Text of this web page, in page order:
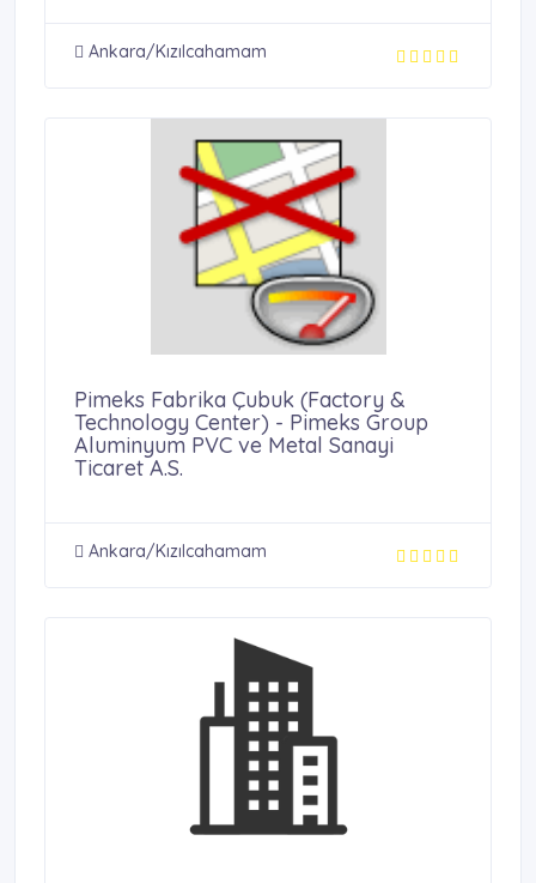
Ankara/Kızılcahamam
Pimeks Fabrika Çubuk (Factory &
Technology Center) - Pimeks Group
Aluminyum PVC ve Metal Sanayi
Ticaret A.S.
Ankara/Kızılcahamam